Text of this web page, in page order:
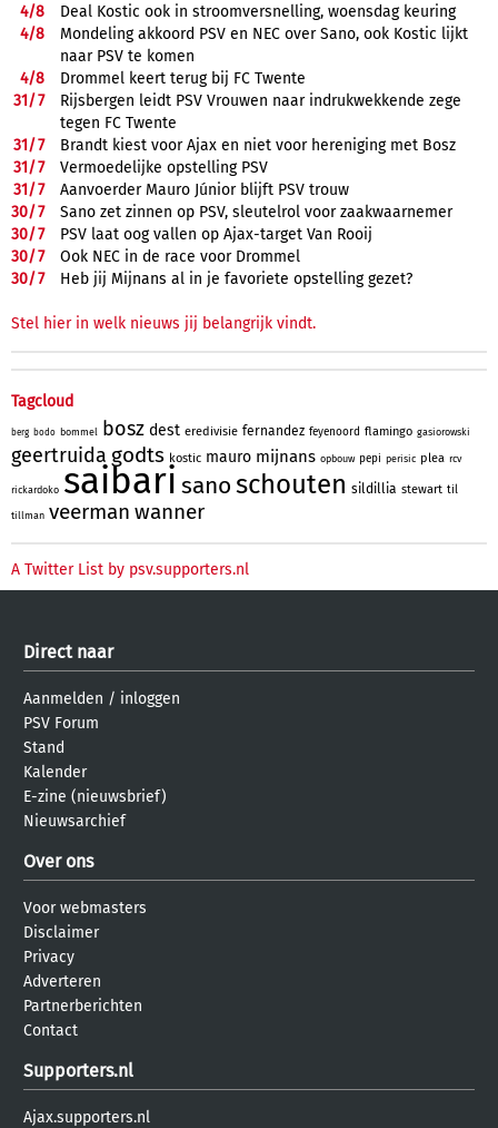
4/8
Deal Kostic ook in stroomversnelling, woensdag keuring
4/8
Mondeling akkoord PSV en NEC over Sano, ook Kostic lijkt
naar PSV te komen
4/8
Drommel keert terug bij FC Twente
31/7
Rijsbergen leidt PSV Vrouwen naar indrukwekkende zege
tegen FC Twente
31/7
Brandt kiest voor Ajax en niet voor hereniging met Bosz
31/7
Vermoedelijke opstelling PSV
31/7
Aanvoerder Mauro Júnior blijft PSV trouw
30/7
Sano zet zinnen op PSV, sleutelrol voor zaakwaarnemer
30/7
PSV laat oog vallen op Ajax-target Van Rooij
30/7
Ook NEC in de race voor Drommel
30/7 Heb jij Mijnans al in je favoriete opstelling gezet?
Stel hier in welk nieuws jij belangrijk vindt.
Tagcloud
berg bodo bommel bosz dest eredivisie fernandez feyenoord flamingo gasiorowski
geertruida godts kostic mauro mijnans opbouw pepi perisic plea rcv
rickardoko saibari sanoschouten sildillia stewart til
tillman veerman wanner
A Twitter List by psv.supporters.nl
Direct naar
Aanmelden / inloggen
PSV Forum
Stand
Kalender
E-zine (nieuwsbrief)
Nieuwsarchief
Over ons
Voor webmasters
Disclaimer
Privacy
Adverteren
Partnerberichten
Contact
Supporters.nl
Ajax.supporters.nl